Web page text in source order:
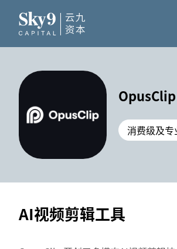
OpusClip
消费级及专
AI视频剪辑工具